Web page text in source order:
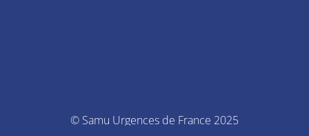
© Samu Urgences de France 2025